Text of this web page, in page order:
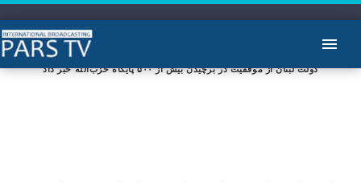
دولت لبنان از موفقیت در برچیدن بیش از ۵۰۰ پایگاه حزب‌الله خبر داد